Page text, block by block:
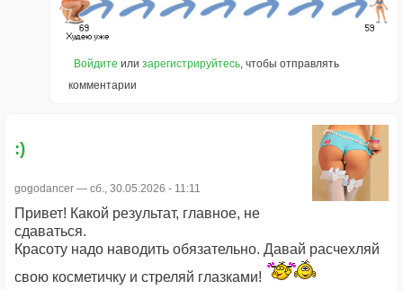
Войдите или зарегистрируйтесь, чтобы отправлять
комментарии
:)
gogodancer — сб., 30.05.2026 - 11:11
Привет! Какой результат, главное, не
сдаваться.
Красоту надо наводить обязательно. Давай расчехляй
свою косметичку и стреляй глазками!